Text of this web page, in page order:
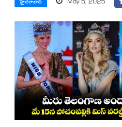
హైదరాబాద్ May 5, 2025